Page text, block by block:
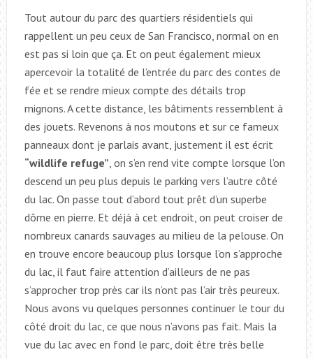
Tout autour du parc des quartiers résidentiels qui
rappellent un peu ceux de San Francisco, normal on en
est pas si loin que ça. Et on peut également mieux
apercevoir la totalité de l’entrée du parc des contes de
fée et se rendre mieux compte des détails trop
mignons. A cette distance, les bâtiments ressemblent à
des jouets. Revenons à nos moutons et sur ce fameux
panneaux dont je parlais avant, justement il est écrit
“wildlife refuge”, on s’en rend vite compte lorsque l’on
descend un peu plus depuis le parking vers l’autre côté
du lac. On passe tout d’abord tout prêt d’un superbe
dôme en pierre. Et déjà à cet endroit, on peut croiser de
nombreux canards sauvages au milieu de la pelouse. On
en trouve encore beaucoup plus lorsque l’on s’approche
du lac, il faut faire attention d’ailleurs de ne pas
s’approcher trop près car ils n’ont pas l’air très peureux.
Nous avons vu quelques personnes continuer le tour du
côté droit du lac, ce que nous n’avons pas fait. Mais la
vue du lac avec en fond le parc, doit être très belle